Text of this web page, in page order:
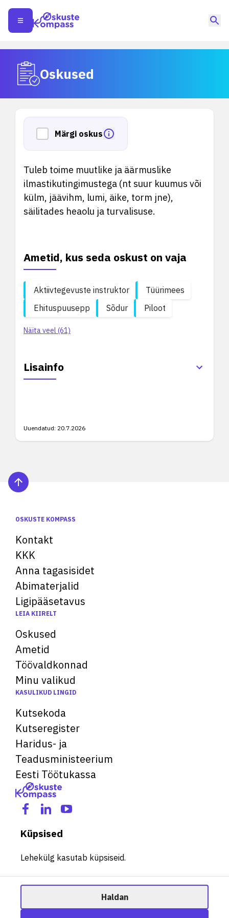
Oskused
Märgi oskus
Tuleb toime muutlike ja äärmuslike
ilmastikutingimustega (nt suur kuumus või
külm, jäävihm, lumi, äike, torm jne),
säilitades heaolu ja turvalisuse.
Ametid, kus seda oskust on vaja
Aktiivtegevuste instruktor
Tüürimees
Ehituspuusepp
Sõdur Piloot
Näita veel (61)
Lisainfo
Uuendatud: 20.7.2026
OSKUSTE KOMPASS
Kontakt
KKK
Anna tagasisidet
Abimaterjalid
Ligipääsetavus
LEIA KIIRELT
Oskused
Ametid
Töövaldkonnad
Minu valikud
KASULIKUD LINGID
Kutsekoda
Kutseregister
Haridus- ja
Teadusministeerium
Eesti Töötukassa
Küpsised
Lehekülg kasutab küpsiseid.
Haldan